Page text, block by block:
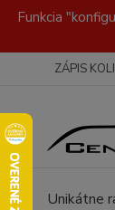
Funkcia
ZÁPIS
Unikátne